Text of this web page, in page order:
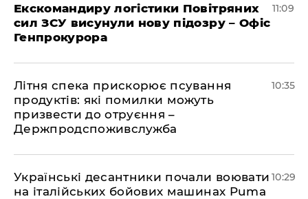
Екскомандиру логістики Повітряних
сил ЗСУ висунули нову підозру – Офіс
Генпрокурора
11:09
Літня спека прискорює псування
продуктів: які помилки можуть
призвести до отруєння –
Держпродспоживслужба
10:35
Українські десантники почали воювати
на італійських бойових машинах Puma
10:29